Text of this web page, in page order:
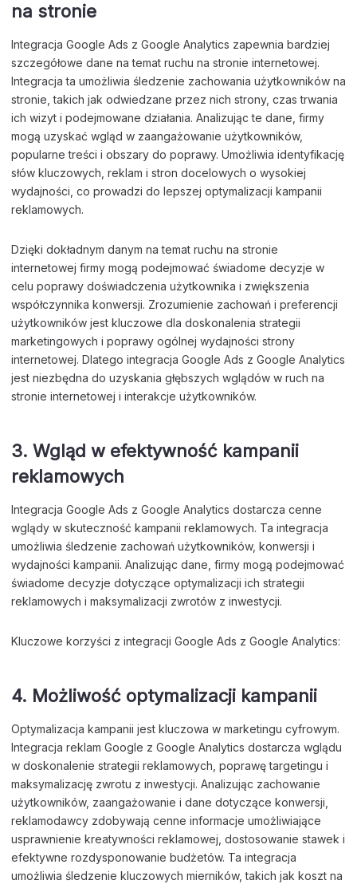
na stronie
Integracja Google Ads z Google Analytics zapewnia bardziej
szczegółowe dane na temat ruchu na stronie internetowej.
Integracja ta umożliwia śledzenie zachowania użytkowników na
stronie, takich jak odwiedzane przez nich strony, czas trwania
ich wizyt i podejmowane działania. Analizując te dane, firmy
mogą uzyskać wgląd w zaangażowanie użytkowników,
popularne treści i obszary do poprawy. Umożliwia identyfikację
słów kluczowych, reklam i stron docelowych o wysokiej
wydajności, co prowadzi do lepszej optymalizacji kampanii
reklamowych.
Dzięki dokładnym danym na temat ruchu na stronie
internetowej firmy mogą podejmować świadome decyzje w
celu poprawy doświadczenia użytkownika i zwiększenia
współczynnika konwersji. Zrozumienie zachowań i preferencji
użytkowników jest kluczowe dla doskonalenia strategii
marketingowych i poprawy ogólnej wydajności strony
internetowej. Dlatego integracja Google Ads z Google Analytics
jest niezbędna do uzyskania głębszych wglądów w ruch na
stronie internetowej i interakcje użytkowników.
3. Wgląd w efektywność kampanii
reklamowych
Integracja Google Ads z Google Analytics dostarcza cenne
wglądy w skuteczność kampanii reklamowych. Ta integracja
umożliwia śledzenie zachowań użytkowników, konwersji i
wydajności kampanii. Analizując dane, firmy mogą podejmować
świadome decyzje dotyczące optymalizacji ich strategii
reklamowych i maksymalizacji zwrotów z inwestycji.
Kluczowe korzyści z integracji Google Ads z Google Analytics:
4. Możliwość optymalizacji kampanii
Optymalizacja kampanii jest kluczowa w marketingu cyfrowym.
Integracja reklam Google z Google Analytics dostarcza wglądu
w doskonalenie strategii reklamowych, poprawę targetingu i
maksymalizację zwrotu z inwestycji. Analizując zachowanie
użytkowników, zaangażowanie i dane dotyczące konwersji,
reklamodawcy zdobywają cenne informacje umożliwiające
usprawnienie kreatywności reklamowej, dostosowanie stawek i
efektywne rozdysponowanie budżetów. Ta integracja
umożliwia śledzenie kluczowych mierników, takich jak koszt na